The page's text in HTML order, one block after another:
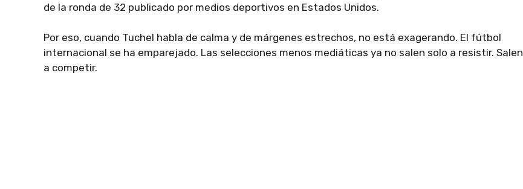
de la ronda de 32 publicado por medios deportivos en Estados Unidos.
Por eso, cuando Tuchel habla de calma y de márgenes estrechos, no está exagerando. El fútbol
internacional se ha emparejado. Las selecciones menos mediáticas ya no salen solo a resistir. Salen
a competir.